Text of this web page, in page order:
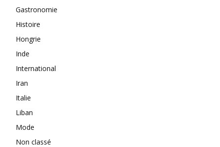
Gastronomie
Histoire
Hongrie
Inde
International
Iran
Italie
Liban
Mode
Non classé